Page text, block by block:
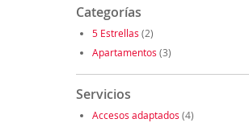
Categorías
5 Estrellas (2)
Apartamentos (3)
Servicios
Accesos adaptados (4)